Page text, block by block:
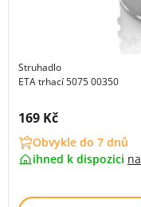
Struhadlo
ETA trhací 5075 00350
Cena s DPH:
169 Kč
Obvykle do 7 dnů
ihned k dispozici na